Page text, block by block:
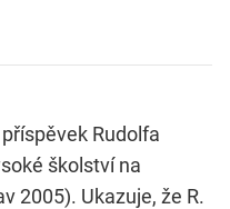
Rudolfa
školství na
2005). Ukazuje, že R.